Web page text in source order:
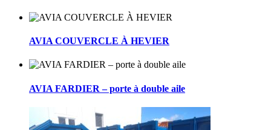
AVIA COUVERCLE À HEVIER
AVIA FARDIER – porte à double aile